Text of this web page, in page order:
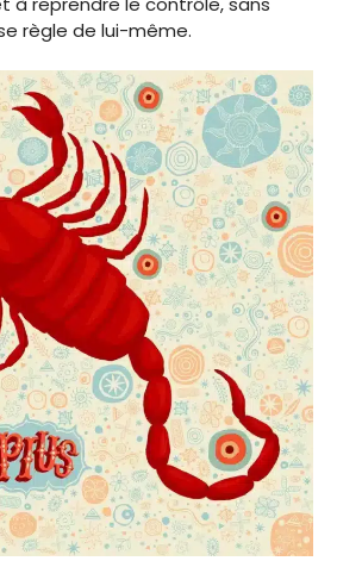
règle de lui-même.